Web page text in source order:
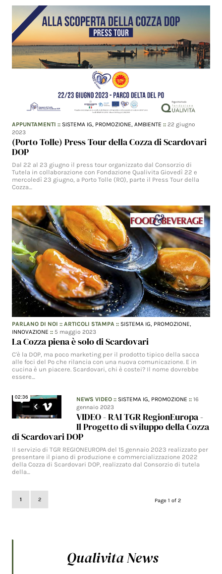
APPUNTAMENTI :: SISTEMA IG, PROMOZIONE,AMBIENTE ::22 giugno
2023
(Porto Tolle) Press Tour della Cozza di Scardovari
DOP
Dal 22 al 23 giugno il press tour organizzato dal Consorzio di
Tutela in collaborazione con Fondazione Qualivita Giovedì 22 e
mercoledì 23 giugno, a Porto Tolle (RO), parte il Press Tour della
Cozza…
PARLANO DI NOI ::ARTICOLI STAMPA :: SISTEMA IG, PROMOZIONE,
INNOVAZIONE :: 5 maggio 2023
La Cozza piena è solo di Scardovari
C'è la DOP, ma poco marketing per il prodotto tipico della sacca
alle foci del Po che rilancia con una nuova comunicazione. E in
cucina è un piacere. Scardovari, chi è costei? Il nome dovrebbe
essere…
NEWS VIDEO :: SISTEMA IG, PROMOZIONE ::16
gennaio 2023
VIDEO - RAI TGR RegionEuropa -
Il Progetto di sviluppo della Cozza
di Scardovari DOP
Il servizio di TGR REGIONEUROPA del 15 gennaio 2023 realizzato per
presentare il piano di produzione e commercializzazione 2022
della Cozza di Scardovari DOP, realizzato dal Consorzio di tutela
della…
Page 1 of 2
1 2
Qualivita News